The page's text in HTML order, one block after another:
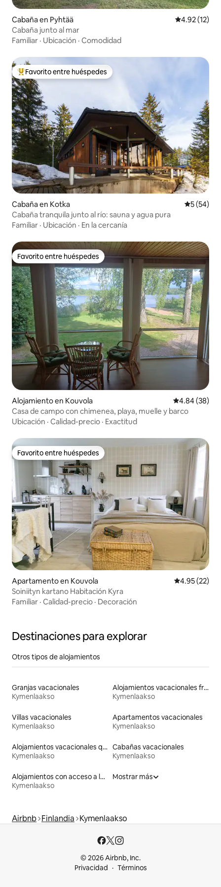
Cabaña en Pyhtää Calificación
4.92 (12)
Cabaña junto al mar
Familiar · Ubicación · Comodidad
Favorito entre huéspedes preferido
Favorito entre huéspedes
Cabaña en Kotka
5 (54)
Cabaña tranquila junto al río: sauna y agua pura
Familiar · Ubicación · En la cercanía
Favorito entre huéspedes
Favorito entre huéspedes
Alojamiento en Kouvola Calificación
4.84 (38)
Casa de campo con chimenea, playa, muelle y barco
Ubicación · Calidad-precio · Exactitud
Favorito entre huéspedes
Favorito entre huéspedes
Apartamento en Kouvola Calificación
4.95 (22)
Soiniityn kartano Habitación Kyra
Familiar · Calidad-precio · Decoración
Destinaciones para explorar
Otros tipos de alojamientos
Granjas vacacionales
Kymenlaakso
Alojamientos vacacionales frente a la playa
Kymenlaakso
Villas vacacionales
Kymenlaakso
Apartamentos vacacionales
Kymenlaakso
Alojamientos vacacionales que admiten mascotas
Kymenlaakso
Cabañas vacacionales
Kymenlaakso
Alojamientos con acceso a la playa
Kymenlaakso
Mostrar más
Airbnb Finlandia Kymenlaakso
© 2026 Airbnb, Inc.
Privacidad
Términos